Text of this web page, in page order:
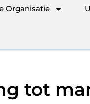
Organisatie
tot